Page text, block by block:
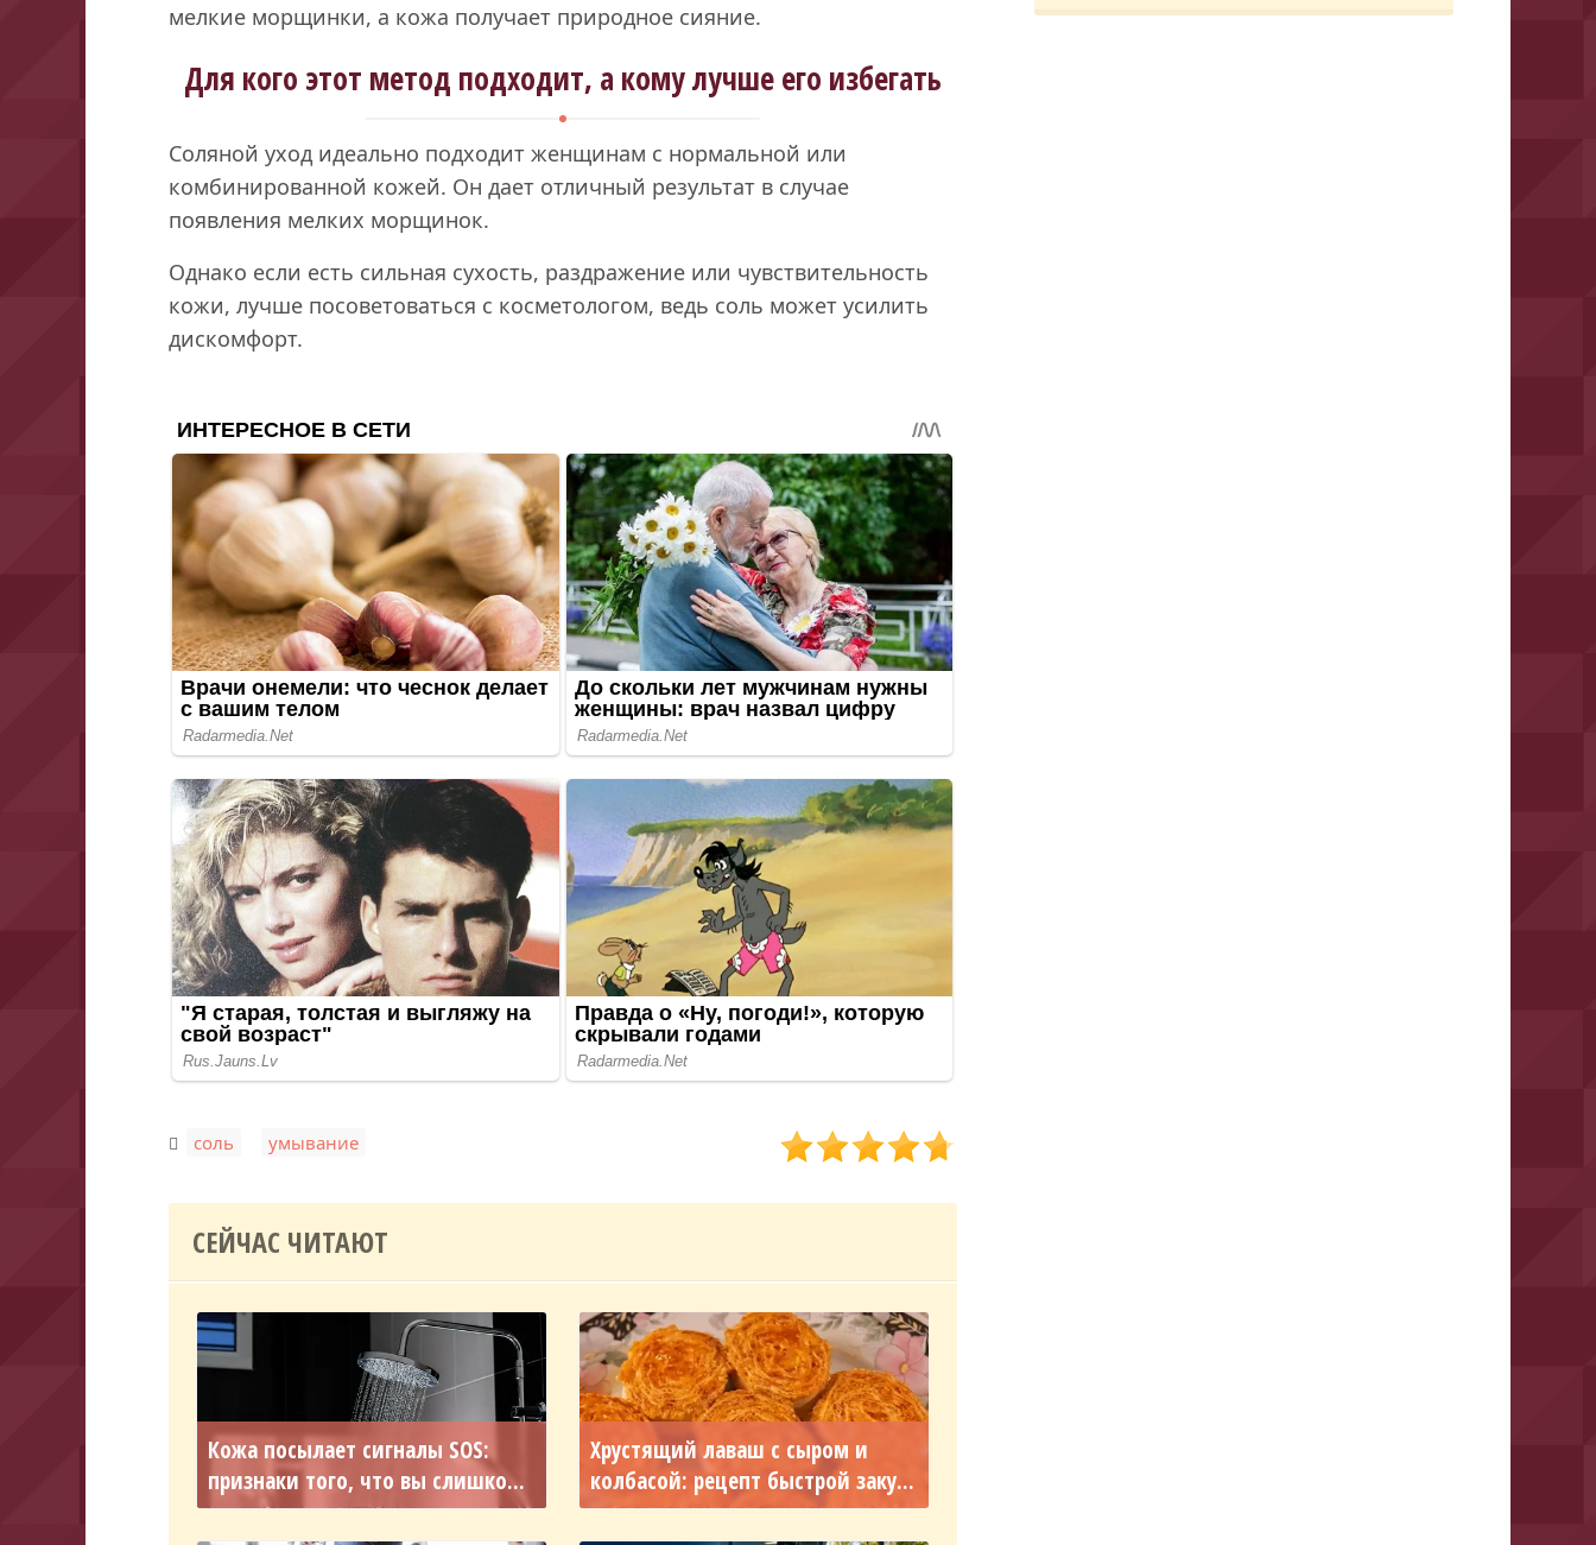
мелкие морщинки, а кожа получает природное сияние.
Для кого этот метод подходит, а кому лучше его избегать
Соляной уход идеально подходит женщинам с нормальной или
комбинированной кожей. Он дает отличный результат в случае
появления мелких морщинок.
Однако если есть сильная сухость, раздражение или чувствительность
кожи, лучше посоветоваться с косметологом, ведь соль может усилить
дискомфорт.
соль умывание
СЕЙЧАС ЧИТАЮТ
Кожа посылает сигналы SOS:
признаки того, что вы слишко...
Хрустящий лаваш с сыром и
колбасой: рецепт быстрой заку...